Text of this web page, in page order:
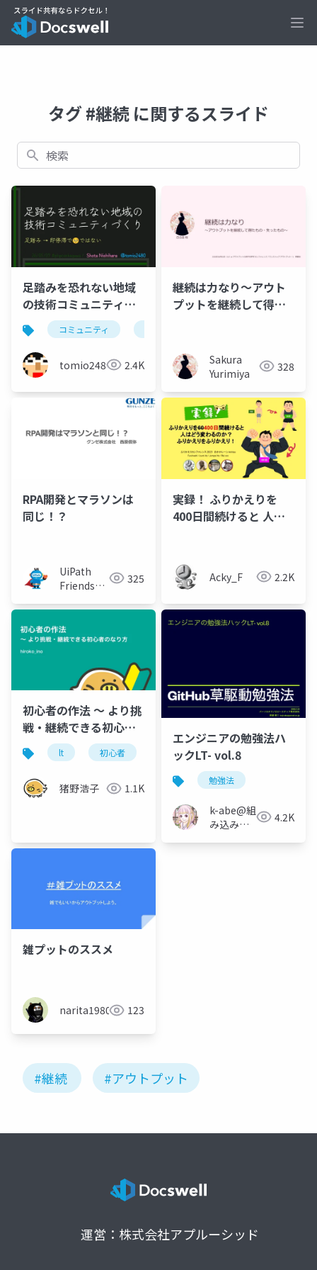
タグ #継続 に関するスライド
検索
足踏みを恐れない地域
の技術コミュニティづ
くり
コミュニティ
tomio2480 2.4K
継続は力なり～アウト
プットを継続して得た
Sakura
Yurimiya
328
RPA開発とマラソンは
同じ！？
UiPath
Friends
325
実録！ ふりかえりを
400日間続けると 人は
Acky_F 2.2K
初心者の作法 〜 より挑
戦・継続できる初心者
のなり方
lt 初心者 エンジニアと人生
猪野浩子 1.1K
エンジニアの勉強法ハ
ックLT- vol.8
勉強法
k-abe@組
み込みソ
4.2K
雑プットのススメ
narita1980 123
#継続 #アウトプット
運営：株式会社アプルーシッド